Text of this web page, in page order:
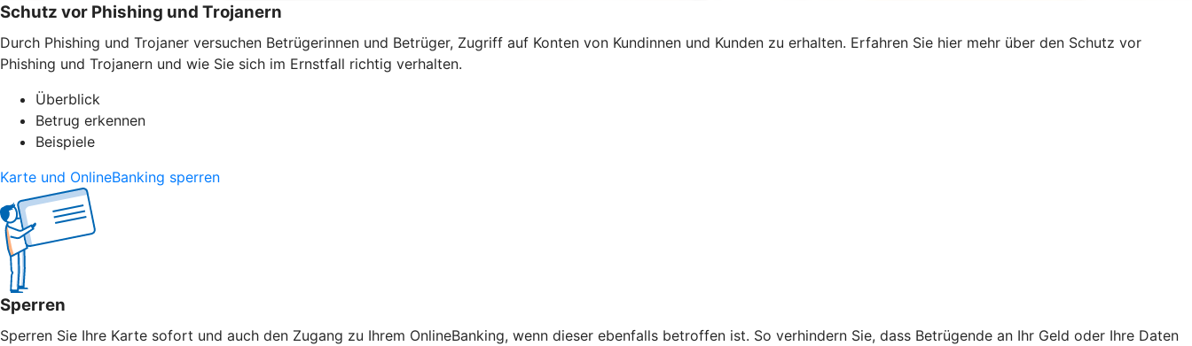
Schutz vor Phishing und Trojanern
Durch Phishing und Trojaner versuchen Betrügerinnen und Betrüger, Zugriff auf Konten von Kundinnen und Kunden zu erhalten. Erfahren Sie hier mehr über den Schutz vor
Phishing und Trojanern und wie Sie sich im Ernstfall richtig verhalten.
Überblick
Betrug erkennen
Beispiele
Karte und OnlineBanking sperren
Sperren
Sperren Sie Ihre Karte sofort und auch den Zugang zu Ihrem OnlineBanking, wenn dieser ebenfalls betroffen ist. So verhindern Sie, dass Betrügende an Ihr Geld oder Ihre Daten